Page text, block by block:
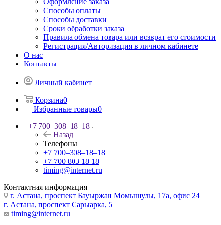
Оформление заказа
Способы оплаты
Способы доставки
Сроки обработки заказа
Правила обмена товара или возврат его стоимости
Регистрация/Авторизация в личном кабинете
О нас
Контакты
Личный кабинет
Корзина0
Избранные товары0
+7 700‒308‒18‒18
Назад
Телефоны
+7 700‒308‒18‒18
+7 700 803 18 18
timing@internet.ru
Контактная информация
г. Астана, проспект Бауыржан Момышулы, 17а, офис 24
г. Астана, проспект Сарыарка, 5
timing@internet.ru